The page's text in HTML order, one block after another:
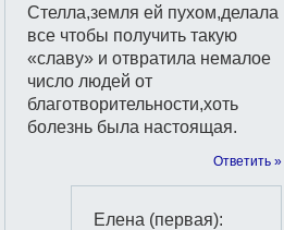
Стелла,земля ей пухом,делала
все чтобы получить такую
«славу» и отвратила немалое
число людей от
благотворительности,хоть
болезнь была настоящая.
Ответить »
Елена (первая):